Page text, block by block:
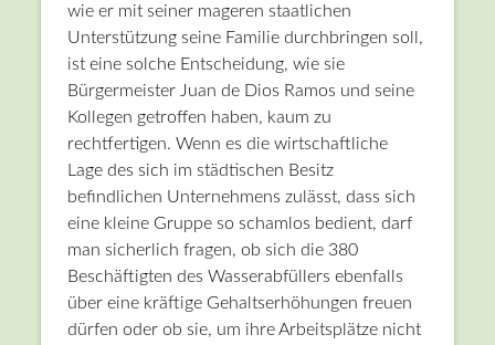
wie er mit seiner mageren staatlichen
Unterstützung seine Familie durchbringen soll,
ist eine solche Entscheidung, wie sie
Bürgermeister Juan de Dios Ramos und seine
Kollegen getroffen haben, kaum zu
rechtfertigen. Wenn es die wirtschaftliche
Lage des sich im städtischen Besitz
befindlichen Unternehmens zulässt, dass sich
eine kleine Gruppe so schamlos bedient, darf
man sicherlich fragen, ob sich die 380
Beschäftigten des Wasserabfüllers ebenfalls
über eine kräftige Gehaltserhöhungen freuen
dürfen oder ob sie, um ihre Arbeitsplätze nicht